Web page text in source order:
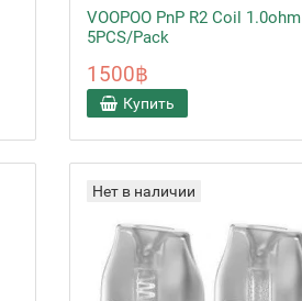
VOOPOO PnP R2 Coil 1.0ohm
5PCS/Pack
1500฿
Купить
Нет в наличии